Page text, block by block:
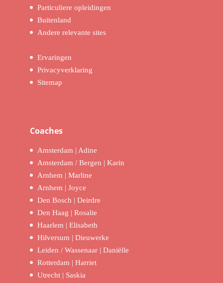
Particuliere opleidingen
Buitenland
Andere relevante sites
Ervaringen
Privacyverklaring
Sitemap
Coaches
Amsterdam | Adine
Amsterdam / Bergen | Karin
Arnhem | Marline
Arnhem | Joyce
Den Bosch | Deirdre
Den Haag | Rosalie
Haarlem | Elisabeth
Hilversum | Dieuwerke
Leiden / Wassenaar | Daniëlle
Rotterdam | Harriet
Utrecht | Saskia